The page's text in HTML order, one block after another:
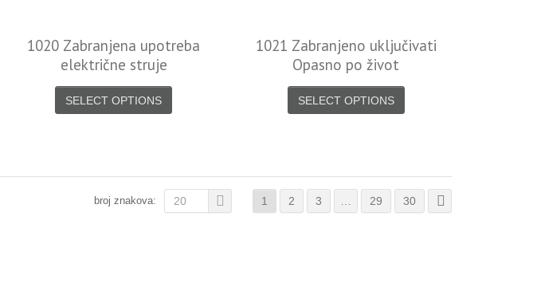
1020 Zabranjena upotreba
električne struje
SELECT OPTIONS
1021 Zabranjeno uključivati
Opasno po život
SELECT OPTIONS
1 2 3 29 30
broj znakova: 20